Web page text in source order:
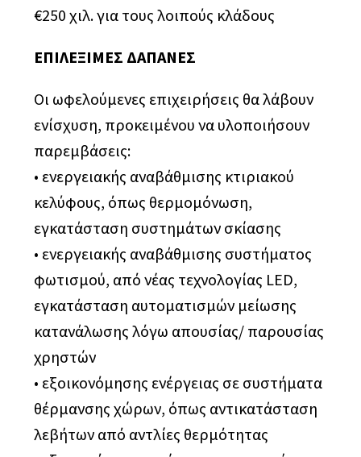
€250 χιλ. για τους λοιπούς κλάδους
ΕΠΙΛΕΞΙΜΕΣ ΔΑΠΑΝΕΣ
Οι ωφελούμενες επιχειρήσεις θα λάβουν
ενίσχυση, προκειμένου να υλοποιήσουν
παρεμβάσεις:
• ενεργειακής αναβάθμισης κτιριακού
κελύφους, όπως θερμομόνωση,
εγκατάσταση συστημάτων σκίασης
• ενεργειακής αναβάθμισης συστήματος
φωτισμού, από νέας τεχνολογίας LED,
εγκατάσταση αυτοματισμών μείωσης
κατανάλωσης λόγω απουσίας/ παρουσίας
χρηστών
• εξοικονόμησης ενέργειας σε συστήματα
θέρμανσης χώρων, όπως αντικατάσταση
λεβήτων από αντλίες θερμότητας